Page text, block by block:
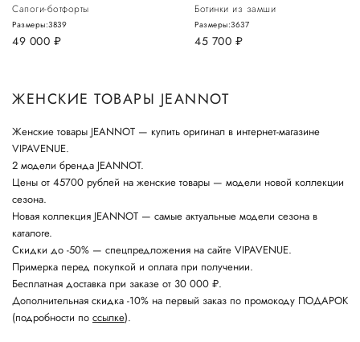
Сапоги-ботфорты
49 000 руб.
Размеры:3839
Ботинки из замши
45 700 руб.
Размеры:3637
ЖЕНСКИЕ ТОВАРЫ JEANNOT
Женские товары JEANNOT — купить оригинал в интернет-магазине
VIPAVENUE.
2 модели бренда JEANNOT.
Цены от 45700 рублей на женские товары — модели новой коллекции
сезона.
Новая коллекция JEANNOT — самые актуальные модели сезона в
каталоге.
Скидки до -50% — спецпредложения на сайте VIPAVENUE.
Примерка перед покупкой и оплата при получении.
Бесплатная доставка при заказе от 30 000 ₽.
Дополнительная скидка -10% на первый заказ по промокоду ПОДАРОК
(подробности по ссылке).